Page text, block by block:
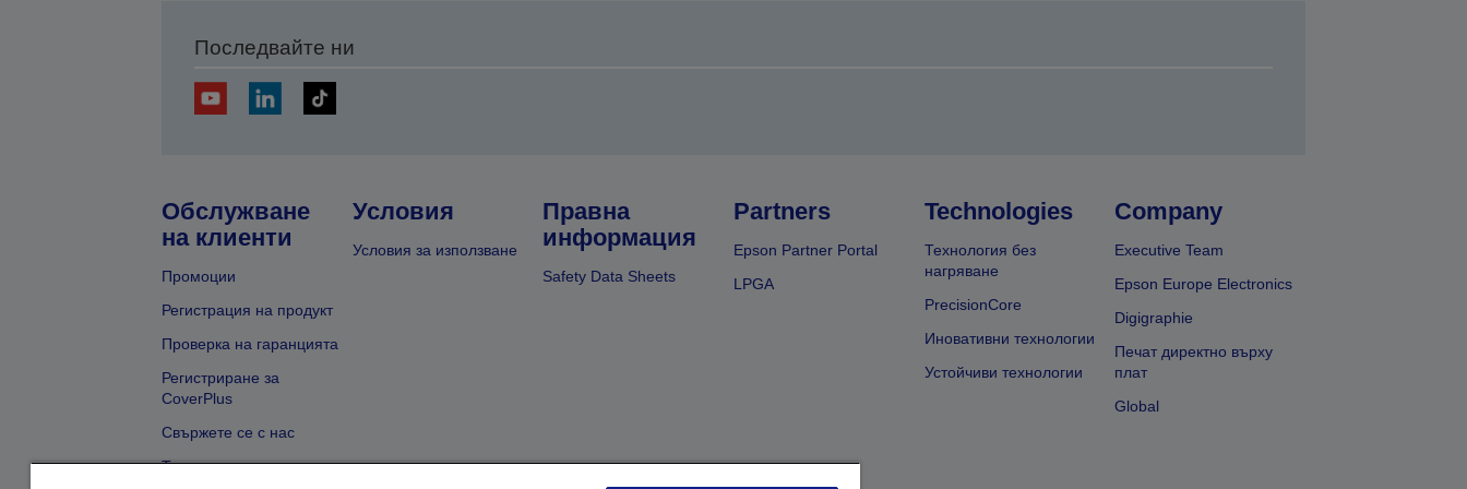
Последвайте ни
Обслужване
на клиенти
Промоции
Регистрация на продукт
Проверка на гаранцията
Регистриране за
CoverPlus
Свържете се с нас
Търсене на търговец
Условия
Условия за използване
Правна
информация
Safety Data Sheets
Partners
Epson Partner Portal
LPGA
Technologies
Технология без
нагряване
PrecisionCore
Иновативни технологии
Устойчиви технологии
Company
Executive Team
Epson Europe Electronics
Digigraphie
Печат директно върху
плат
Global